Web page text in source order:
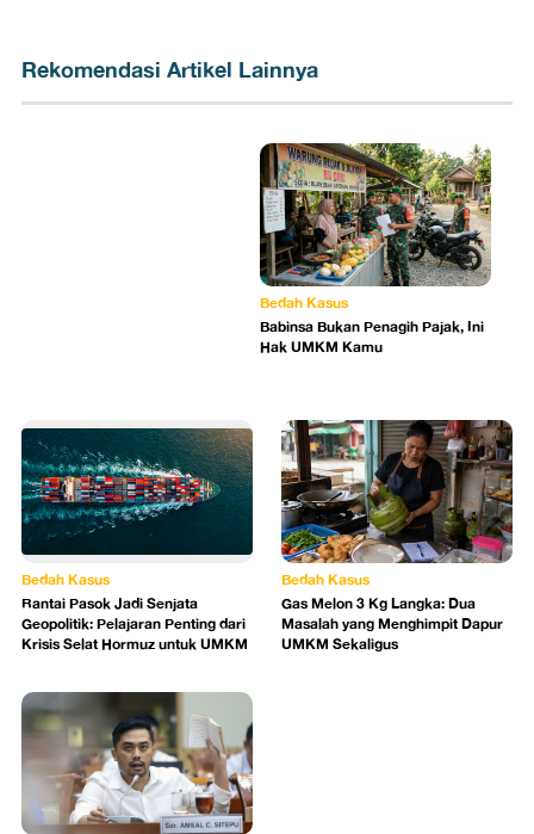
Rekomendasi Artikel Lainnya
Bedah Kasus
Babinsa Bukan Penagih Pajak, Ini
Hak UMKM Kamu
Bedah Kasus
Rantai Pasok Jadi Senjata
Geopolitik: Pelajaran Penting dari
Krisis Selat Hormuz untuk UMKM
Bedah Kasus
Gas Melon 3 Kg Langka: Dua
Masalah yang Menghimpit Dapur
UMKM Sekaligus